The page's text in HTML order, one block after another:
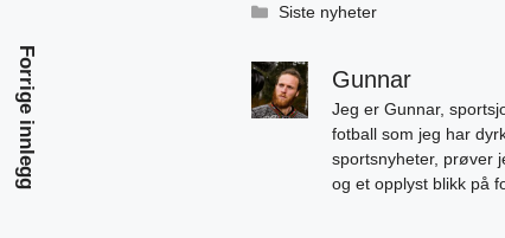
Kategorier
Siste nyheter
Gunnar
Jeg er Gunnar,
fotball som jeg har
sportsnyheter, prøver
og et opplyst blikk på
Forrige innlegg